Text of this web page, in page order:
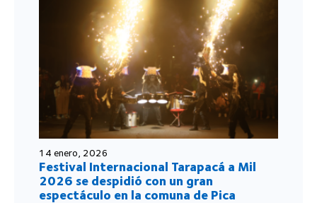
14 enero, 2026
Festival Internacional Tarapacá a Mil
2026 se despidió con un gran
espectáculo en la comuna de Pica